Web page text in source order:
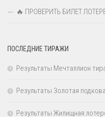
🔥 ПРОВЕРИТЬ БИЛЕТ
ПОСЛЕДНИЕ ТИРАЖИ
Результаты Мечталлион
Результаты Золотая
Результаты Жилищная